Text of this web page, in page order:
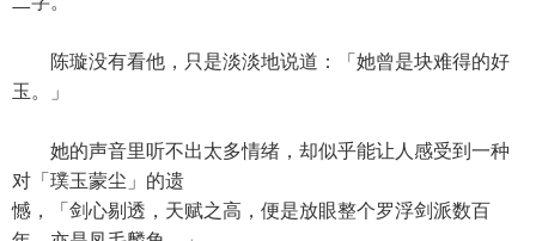
陈璇没有看他，只是淡淡地说道：「她曾是块难得的好
玉。」
她的声音里听不出太多情绪，却似乎能让人感受到一种
对「璞玉蒙尘」的遗
憾，「剑心剔透，天赋之高，便是放眼整个罗浮剑派数百